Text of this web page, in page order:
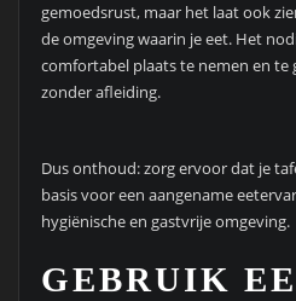
gemoedsrust, maar het laat ook
de omgeving waarin je eet. Het
comfortabel plaats te nemen en te
zonder afleiding.
Dus onthoud: zorg ervoor dat je
basis voor een aangename
hygiënische en gastvrije omgeving.
GEBRUIK